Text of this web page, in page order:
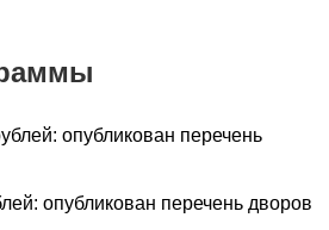
опубликован перечень дворов